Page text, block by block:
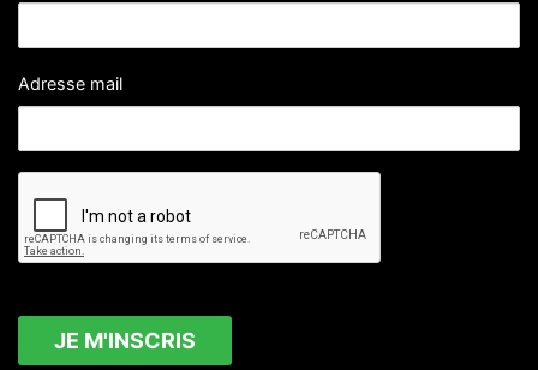
Adresse mail